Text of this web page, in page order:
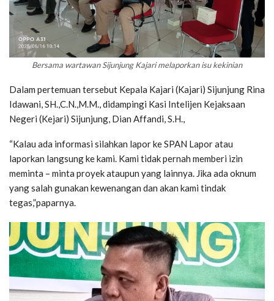
Bersama wartawan Sijunjung Kajari melaporkan isu kekinian
Dalam pertemuan tersebut Kepala Kajari (Kajari) Sijunjung Rina
Idawani, SH.,C.N.,M.M., didampingi Kasi Intelijen Kejaksaan
Negeri (Kejari) Sijunjung, Dian Affandi, S.H.,
“Kalau ada informasi silahkan lapor ke SPAN Lapor atau
laporkan langsung ke kami. Kami tidak pernah memberi izin
meminta – minta proyek ataupun yang lainnya. Jika ada oknum
yang salah gunakan kewenangan dan akan kami tindak
tegas,”paparnya.